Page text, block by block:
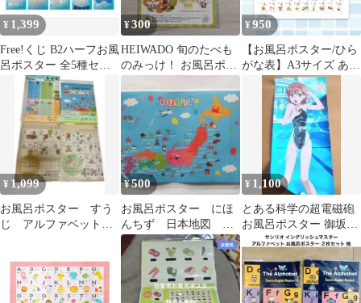
¥ 1,399
Free!くじ B2ハーフお風
呂ポスター 全5種セッ
¥300
HEIWADO 旬のたべも
のみっけ！ お風呂ポス
¥950
【お風呂ポスター/ひら
がな表】A3サイズ あい
うえお表 防水 角丸加
¥ 1,099
お風呂ポスター すう
じ アルファベット
¥500
お風呂ポスター にほ
んちず 日本地図 お
ふろでおけいこ 知育
¥ 1,100
とある科学の超電磁砲
お風呂ポスター 御坂美
琴 水着